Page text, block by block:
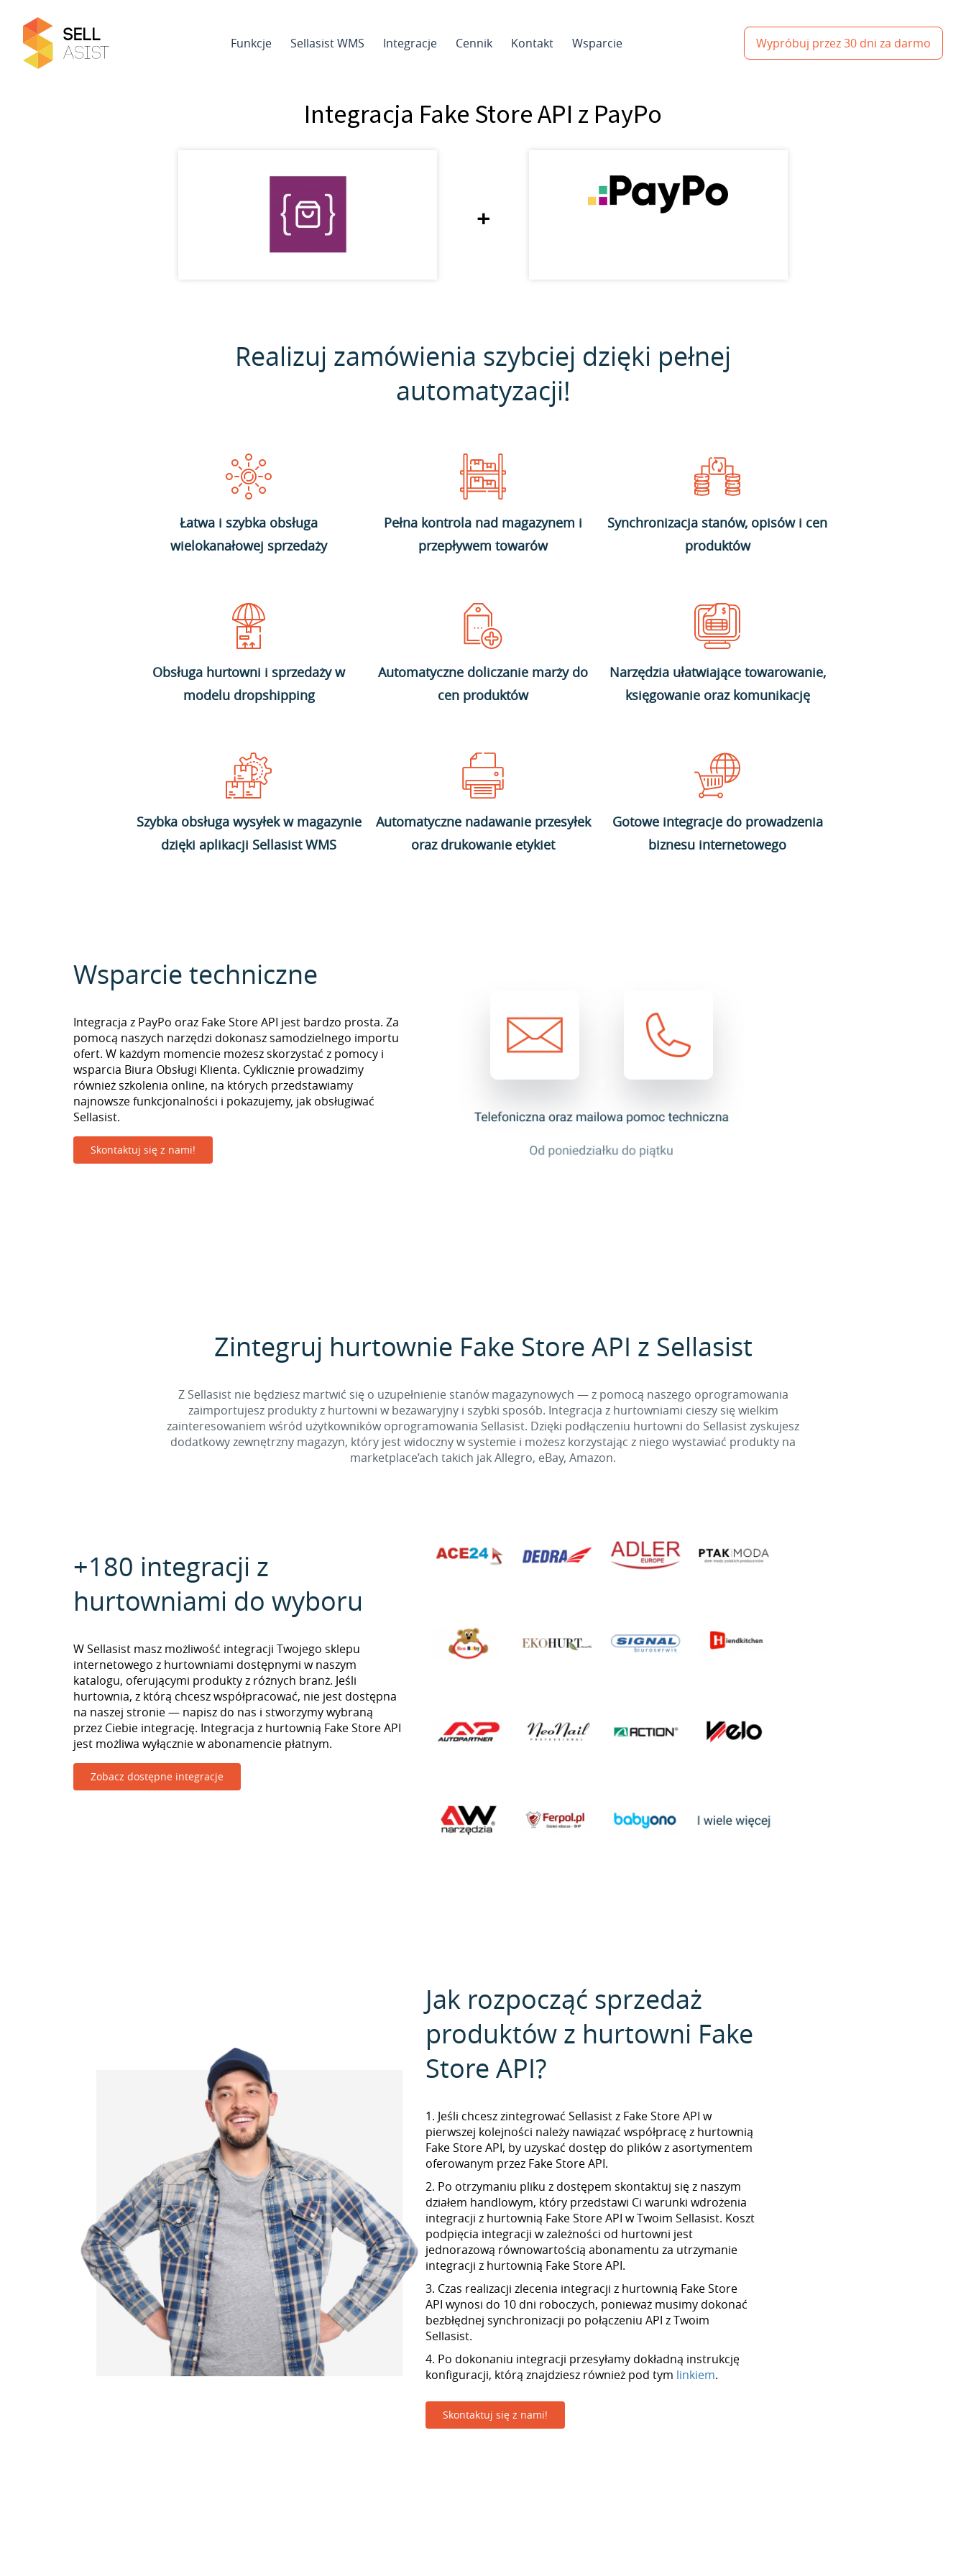
Funkcje Sellasist WMS Integracje Cennik Kontakt Wsparcie Wypróbuj przez 30 dni za darmo
Integracja Fake Store API z PayPo
+
Realizuj zamówienia szybciej dzięki pełnej
automatyzacji!
Łatwa i szybka obsługa
wielokanałowej sprzedaży
Pełna kontrola nad magazynem i
przepływem towarów
Synchronizacja stanów, opisów i cen
produktów
Obsługa hurtowni i sprzedaży w
modelu dropshipping
Automatyczne doliczanie marży do
cen produktów
Narzędzia ułatwiające towarowanie,
księgowanie oraz komunikację
Szybka obsługa wysyłek w magazynie
dzięki aplikacji Sellasist WMS
Automatyczne nadawanie przesyłek
oraz drukowanie etykiet
Gotowe integracje do prowadzenia
biznesu internetowego
Wsparcie techniczne
Integracja z PayPo oraz Fake Store API jest bardzo prosta. Za
pomocą naszych narzędzi dokonasz samodzielnego importu
ofert. W każdym momencie możesz skorzystać z pomocy i
wsparcia Biura Obsługi Klienta. Cyklicznie prowadzimy
również szkolenia online, na których przedstawiamy
najnowsze funkcjonalności i pokazujemy, jak obsługiwać
Sellasist.
Skontaktuj się z nami!
Zintegruj hurtownie Fake Store API z Sellasist
Z Sellasist nie będziesz martwić się o uzupełnienie stanów magazynowych — z pomocą naszego oprogramowania
zaimportujesz produkty z hurtowni w bezawaryjny i szybki sposób. Integracja z hurtowniami cieszy się wielkim
zainteresowaniem wśród użytkowników oprogramowania Sellasist. Dzięki podłączeniu hurtowni do Sellasist zyskujesz
dodatkowy zewnętrzny magazyn, który jest widoczny w systemie i możesz korzystając z niego wystawiać produkty na
marketplace’ach takich jak Allegro, eBay, Amazon.
+180 integracji z
hurtowniami do wyboru
W Sellasist masz możliwość integracji Twojego sklepu
internetowego z hurtowniami dostępnymi w naszym
katalogu, oferującymi produkty z różnych branż. Jeśli
hurtownia, z którą chcesz współpracować, nie jest dostępna
na naszej stronie — napisz do nas i stworzymy wybraną
przez Ciebie integrację. Integracja z hurtownią Fake Store API
jest możliwa wyłącznie w abonamencie płatnym.
Zobacz dostępne integracje
Jak rozpocząć sprzedaż
produktów z hurtowni Fake
Store API?
1. Jeśli chcesz zintegrować Sellasist z Fake Store API w
pierwszej kolejności należy nawiązać współpracę z hurtownią
Fake Store API, by uzyskać dostęp do plików z asortymentem
oferowanym przez Fake Store API.
2. Po otrzymaniu pliku z dostępem skontaktuj się z naszym
działem handlowym, który przedstawi Ci warunki wdrożenia
integracji z hurtownią Fake Store API w Twoim Sellasist. Koszt
podpięcia integracji w zależności od hurtowni jest
jednorazową równowartością abonamentu za utrzymanie
integracji z hurtownią Fake Store API.
3. Czas realizacji zlecenia integracji z hurtownią Fake Store
API wynosi do 10 dni roboczych, ponieważ musimy dokonać
bezbłędnej synchronizacji po połączeniu API z Twoim
Sellasist.
4. Po dokonaniu integracji przesyłamy dokładną instrukcję
konfiguracji, którą znajdziesz również pod tym linkiem.
Skontaktuj się z nami!